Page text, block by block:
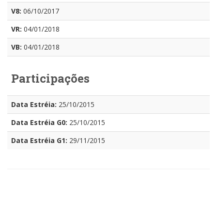
V8: 06/10/2017
VR: 04/01/2018
VB: 04/01/2018
Participações
Data Estréia: 25/10/2015
Data Estréia G0: 25/10/2015
Data Estréia G1: 29/11/2015